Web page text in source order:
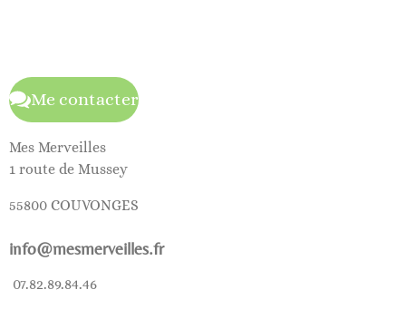
Me contacter
Mes Merveilles
1 route de Mussey
55800 COUVONGES
info@mesmerveilles.fr
07.82.89.84.46